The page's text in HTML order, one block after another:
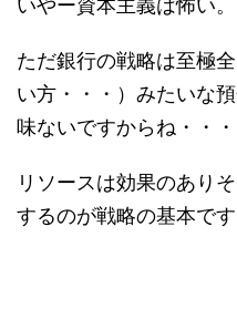
ただ銀行の戦略は至極
い方・・・）みたいな
味ないですからね・・・
リソースは効果のあり
するのが戦略の基本です